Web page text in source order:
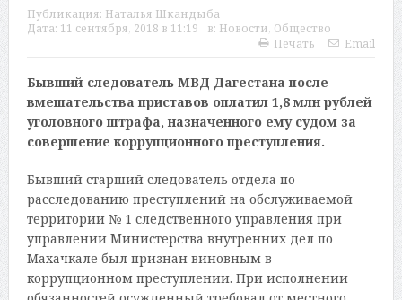
Публикация: Наталья Шкандыба
Дата: 11 сентября, 2018 в 11:19 в: Новости, Общество
Печать
Email
Бывший следователь МВД Дагестана после
вмешательства приставов оплатил 1,8 млн рублей
уголовного штрафа, назначенного ему судом за
совершение коррупционного преступления.
Бывший старший следователь отдела по
расследованию преступлений на обслуживаемой
территории № 1 следственного управления при
управлении Министерства внутренних дел по
Махачкале был признан виновным в
коррупционном преступлении. При исполнении